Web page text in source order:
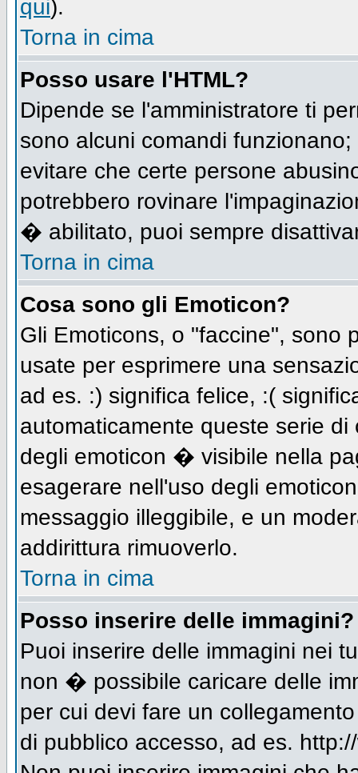
qui).
Torna in cima
Posso usare l'HTML?
Dipende se l'amministratore ti
sono alcuni comandi
evitare che certe persone
potrebbero rovinare
� abilitato, puoi sempre
Torna in cima
Cosa sono gli Emoticon?
Gli Emoticons, o "faccine", sono
usate per esprimere una
ad es. :) significa felice, :(
automaticamente queste serie
degli emoticon � visibile nella
esagerare nell'uso degli
messaggio illeggibile, e un
addirittura rimuoverlo.
Torna in cima
Posso inserire delle immagini?
Puoi inserire delle immagini nei
non � possibile caricare delle
per cui devi fare un
di pubblico accesso, ad es.